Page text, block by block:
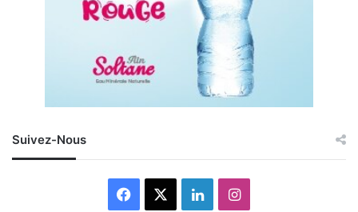
Suivez-Nous
Facebook LinkedinInstagram